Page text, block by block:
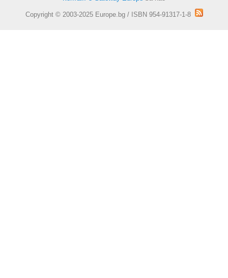
Copyright © 2003-2025 Europe.bg / ISBN 954-91317-1-8